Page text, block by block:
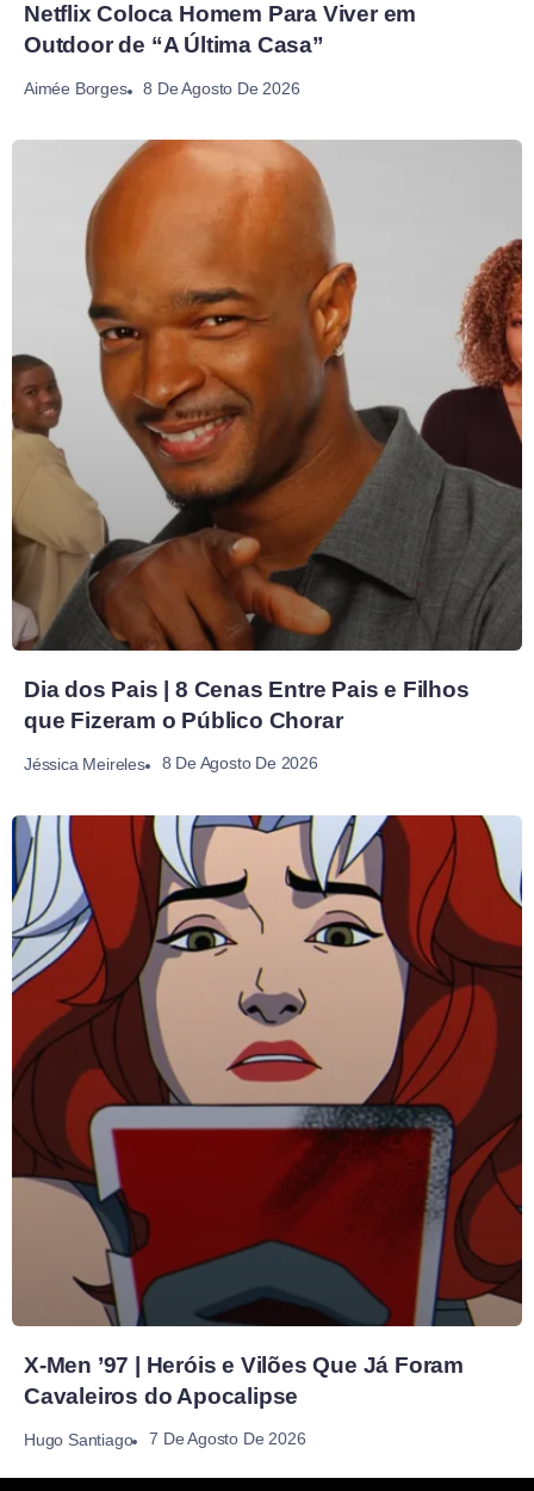
Netflix Coloca Homem Para Viver em
Outdoor de “A Última Casa”
Aimée Borges 8 De Agosto De 2026
Dia dos Pais | 8 Cenas Entre Pais e Filhos
que Fizeram o Público Chorar
Jéssica Meireles 8 De Agosto De 2026
X-Men ’97 | Heróis e Vilões Que Já Foram
Cavaleiros do Apocalipse
Hugo Santiago 7 De Agosto De 2026